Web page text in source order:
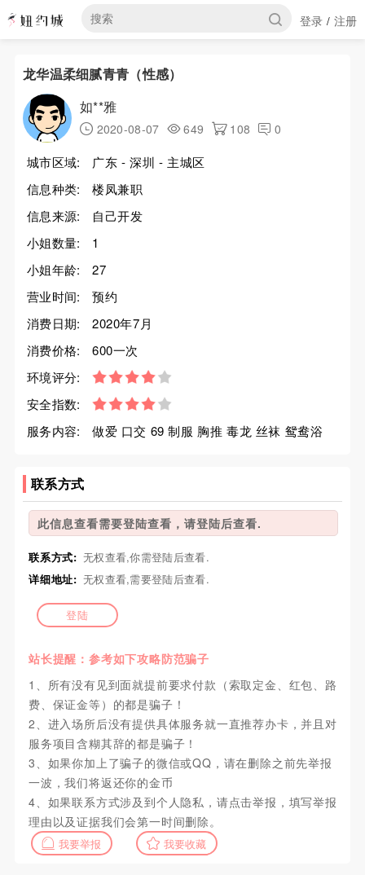
登录 / 注册
龙华温柔细腻青青（性感）
如**雅
2020-08-07 649 108 0
城市区域:
广东 - 深圳 - 主城区
信息种类:
楼凤兼职
信息来源:
自己开发
小姐数量:
1
小姐年龄:
27
营业时间:
预约
消费日期:
2020年7月
消费价格:
600一次
环境评分:
安全指数:
服务内容:
做爱 口交 69 制服 胸推 毒龙 丝袜 鸳鸯浴
联系方式
此信息查看需要登陆查看，请登陆后查看.
联系方式: 无权查看,你需登陆后查看.
详细地址: 无权查看,需要登陆后查看.
登陆
站长提醒：参考如下攻略防范骗子
1、所有没有见到面就提前要求付款（索取定金、红包、路
费、保证金等）的都是骗子！
2、进入场所后没有提供具体服务就一直推荐办卡，并且对
服务项目含糊其辞的都是骗子！
3、如果你加上了骗子的微信或QQ，请在删除之前先举报
一波，我们将返还你的金币
4、如果联系方式涉及到个人隐私，请点击举报，填写举报
理由以及证据我们会第一时间删除。
我要举报 我要收藏